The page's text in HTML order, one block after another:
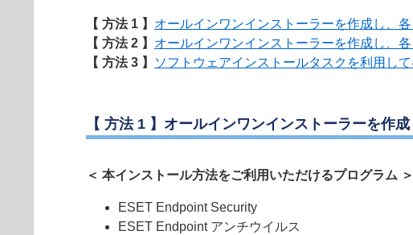
【 方法 1 】 オールインワンインストーラーを作成し、
【 方法 2 】 オールインワンインストーラーを作成し、
【 方法 3 】
ソフトウェアインストールタスクを利用し
【 方法 1 】オールインワンインストーラーを作
＜ 本インストール方法をご利用いただけるプログラム ＞
ESET Endpoint Security
ESET Endpoint アンチウイルス